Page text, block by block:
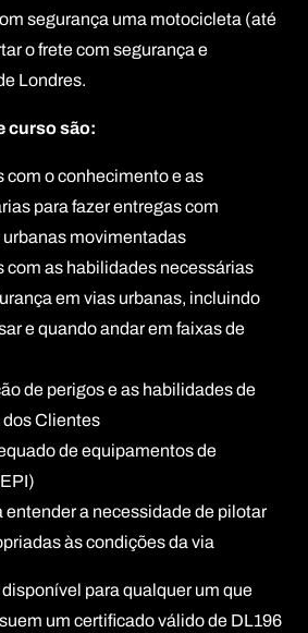
segurança uma motocicleta (até
o frete com segurança e
Londres.
curso são:
com o conhecimento e as
para fazer entregas com
movimentadas
com as habilidades necessárias
em vias urbanas, incluindo
e quando andar em faixas de
de perigos e as habilidades de
Clientes
de equipamentos de
entender a necessidade de pilotar
às condições da via
para qualquer um que
um certificado válido de DL196